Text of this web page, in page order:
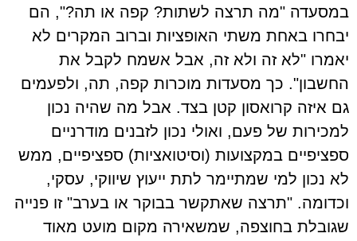
במסעדה "מה תרצה לשתות? קפה או תה?", הם
יבחרו באחת משתי האופציות וברוב המקרים לא
יאמרו "לא זה ולא זה, אבל אשמח לקבל את
החשבון". כך מסעדות מוכרות קפה, תה, ולפעמים
גם איזה קרואסון קטן בצד. אבל מה שהיה נכון
למכירות של פעם, ואולי נכון לזבנים מודרניים
ספציפיים במקצועות (וסיטואציות) ספציפיים, ממש
לא נכון למי שמתיימר לתת ייעוץ שיווקי, עסקי,
וכדומה. "תרצה שאתקשר בבוקר או בערב" זו פנייה
שגובלת בחוצפה, שמשאירה מקום מועט מאוד